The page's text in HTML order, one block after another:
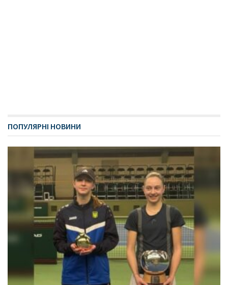
ПОПУЛЯРНІ НОВИНИ